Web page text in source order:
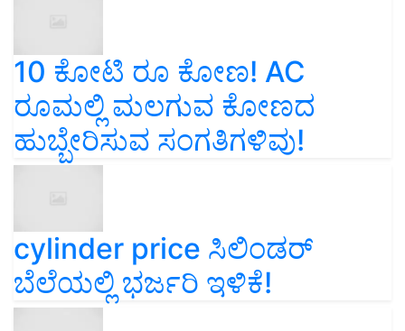
10 ಕೋಟಿ ರೂ ಕೋಣ! AC
ರೂಮಲ್ಲಿ ಮಲಗುವ ಕೋಣದ
ಹುಬ್ಬೇರಿಸುವ ಸಂಗತಿಗಳಿವು!
cylinder price ಸಿಲಿಂಡರ್‌
ಬೆಲೆಯಲ್ಲಿ ಭರ್ಜರಿ ಇಳಿಕೆ!